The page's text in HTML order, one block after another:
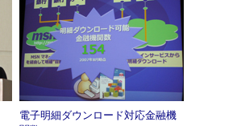
電子明細ダウンロード対応金融機